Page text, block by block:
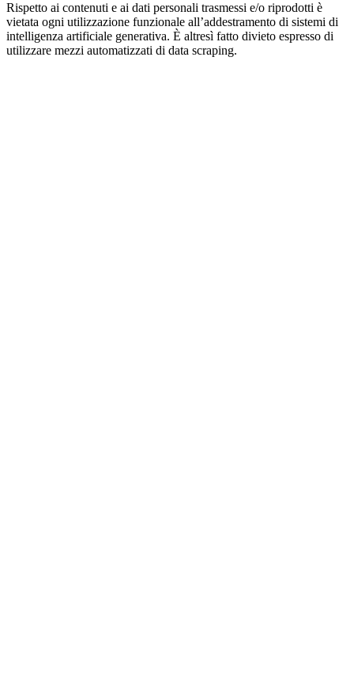
Rispetto ai contenuti e ai dati personali trasmessi e/o riprodotti è
vietata ogni utilizzazione funzionale all’addestramento di sistemi di
intelligenza artificiale generativa. È altresì fatto divieto espresso di
utilizzare mezzi automatizzati di data scraping.